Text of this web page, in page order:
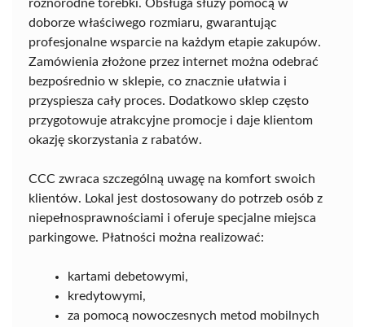
różnorodne torebki. Obsługa służy pomocą w
doborze właściwego rozmiaru, gwarantując
profesjonalne wsparcie na każdym etapie zakupów.
Zamówienia złożone przez internet można odebrać
bezpośrednio w sklepie, co znacznie ułatwia i
przyspiesza cały proces. Dodatkowo sklep często
przygotowuje atrakcyjne promocje i daje klientom
okazję skorzystania z rabatów.
CCC zwraca szczególną uwagę na komfort swoich
klientów. Lokal jest dostosowany do potrzeb osób z
niepełnosprawnościami i oferuje specjalne miejsca
parkingowe. Płatności można realizować:
kartami debetowymi,
kredytowymi,
za pomocą nowoczesnych metod mobilnych